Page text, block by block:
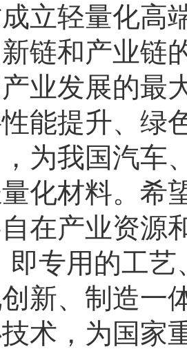
立轻量化高
链和产业链
业发展的最
能提升、绿
为我国汽车
化材料。希
在产业资源
即专用的工
新、制造一
术，为国家